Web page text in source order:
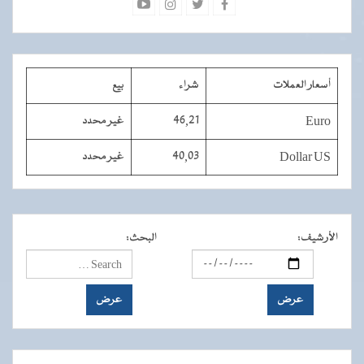
أسعار العملات شراء بيع
Euro
46,21 غير محدد
Dollar US
40,03 غير محدد
الأرشيف: البحث: